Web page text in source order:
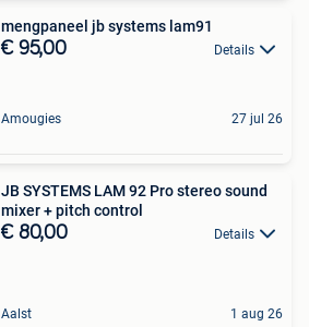
mengpaneel jb systems lam91
€ 95,00 Details
Amougies 27 jul 26
JB SYSTEMS LAM 92 Pro stereo sound
mixer + pitch control
€ 80,00 Details
Aalst 1 aug 26